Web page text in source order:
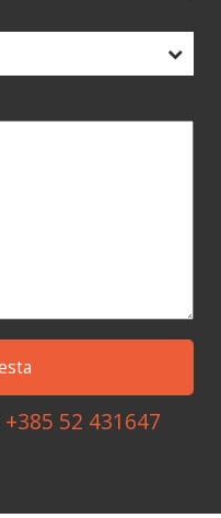
+385 52 431647